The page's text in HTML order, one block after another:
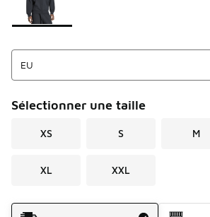
Sélectionner une taille
XS S M
XL XXL
Mode d'expédition